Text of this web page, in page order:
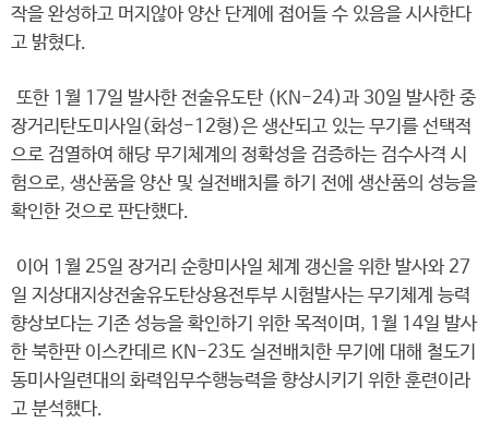
작을 완성하고 머지않아 양산 단계에 접어들 수 있음을 시사한다
고 밝혔다.
또한 1월 17일 발사한 전술유도탄 (KN-24)과 30일 발사한 중
장거리탄도미사일(화성-12형)은 생산되고 있는 무기를 선택적
으로 검열하여 해당 무기체계의 정확성을 검증하는 검수사격 시
험으로, 생산품을 양산 및 실전배치를 하기 전에 생산품의 성능을
확인한 것으로 판단했다.
이어 1월 25일 장거리 순항미사일 체계 갱신을 위한 발사와 27
일 지상대지상전술유도탄상용전투부 시험발사는 무기체계 능력
향상보다는 기존 성능을 확인하기 위한 목적이며, 1월 14일 발사
한 북한판 이스칸데르 KN-23도 실전배치한 무기에 대해 철도기
동미사일련대의 화력임무수행능력을 향상시키기 위한 훈련이라
고 분석했다.